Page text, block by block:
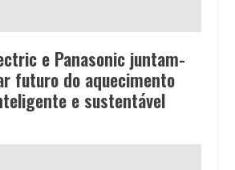
e Panasonic juntam-
futuro do aquecimento
e sustentável